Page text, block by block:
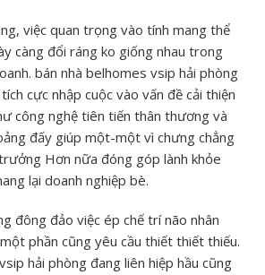
việc quan trọng vào tính mang thể
càng đổi ráng ko giống nhau trong
bán nhà belhomes vsip hải phòng
cực nhập cuộc vào vấn đề cải thiện
công nghệ tiên tiến thân thương và
đấy giúp một-một vì chưng chẳng
Hơn nữa đóng góp lành khỏe
lại doanh nghiệp bè.
đông đảo việc ép chế trí não nhân
phần cũng yêu cầu thiết thiết thiếu.
hải phòng đang liên hiệp hầu cũng